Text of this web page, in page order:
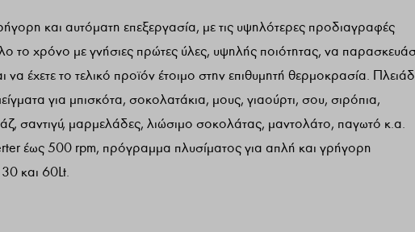
και αυτόματη επεξεργασία, με τις υψηλότερες προδιαγραφές
το χρόνο με γνήσιες πρώτες ύλες, υψηλής ποιότητας, να
έχετε το τελικό προϊόν έτοιμο στην επιθυμητή θερμοκρασία.
για μπισκότα, σοκολατάκια, μους, γιαούρτι, σου, σιρόπια,
σαντιγύ, μαρμελάδες, λιώσιμο σοκολάτας, μαντολάτο, παγωτό κ.α.
έως 500 rpm, πρόγραμμα πλυσίματος για απλή και γρήγορη
και 60Lt.